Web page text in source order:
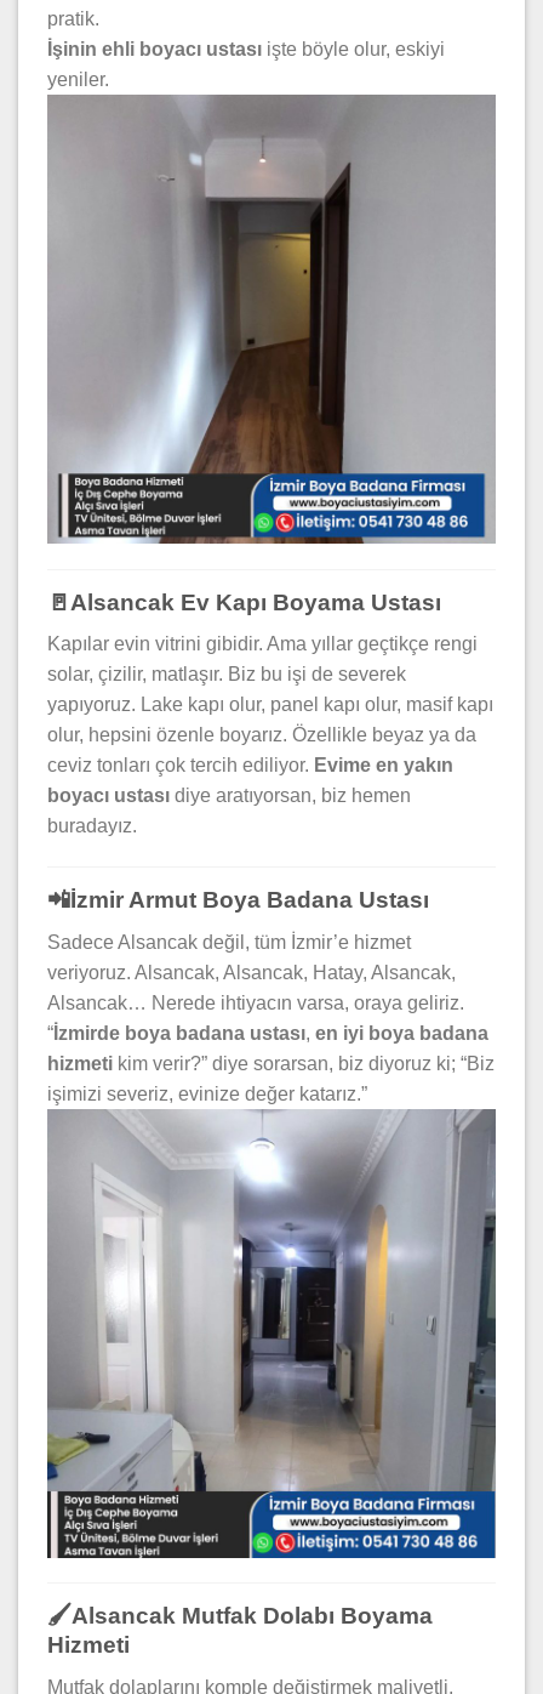
pratik.
İşinin ehli boyacı ustası işte böyle olur, eskiyi
yeniler.
🚪Alsancak Ev Kapı Boyama Ustası
Kapılar evin vitrini gibidir. Ama yıllar geçtikçe rengi
solar, çizilir, matlaşır. Biz bu işi de severek
yapıyoruz. Lake kapı olur, panel kapı olur, masif kapı
olur, hepsini özenle boyarız. Özellikle beyaz ya da
ceviz tonları çok tercih ediliyor. Evime en yakın
boyacı ustası diye aratıyorsan, biz hemen
buradayız.
📲İzmir Armut Boya Badana Ustası
Sadece Alsancak değil, tüm İzmir’e hizmet
veriyoruz. Alsancak, Alsancak, Hatay, Alsancak,
Alsancak… Nerede ihtiyacın varsa, oraya geliriz.
“ İzmirde boya badana ustası, en iyi boya badana
hizmeti kim verir?” diye sorarsan, biz diyoruz ki; “Biz
işimizi severiz, evinize değer katarız.”
🖌️Alsancak Mutfak Dolabı Boyama
Hizmeti
Mutfak dolaplarını komple değiştirmek maliyetli.